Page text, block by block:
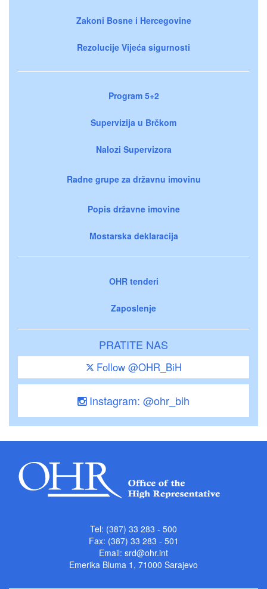
Zakoni Bosne i Hercegovine
Rezolucije Vijeća sigurnosti
Program 5+2
Supervizija u Brčkom
Nalozi Supervizora
Radne grupe za državnu imovinu
Popis državne imovine
Mostarska deklaracija
OHR tenderi
Zaposlenje
PRATITE NAS
Follow @OHR_BiH
Instagram: @ohr_bih
Tel: (387) 33 283 - 500
Fax: (387) 33 283 - 501
Email: srd@ohr.int
Emerika Bluma 1, 71000 Sarajevo